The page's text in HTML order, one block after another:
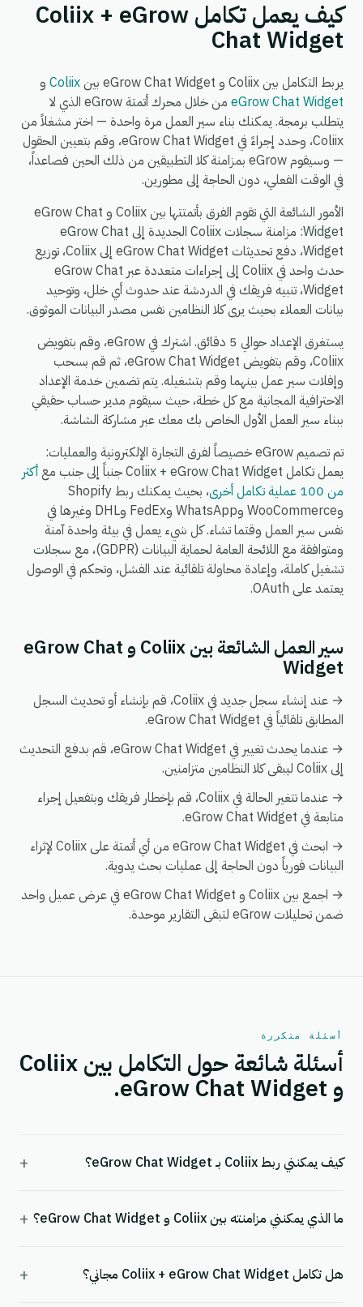
كيف يعمل تكامل Coliix + eGrow
Chat Widget
يربط التكامل بين Coliix و eGrow Chat Widget بين Coliix و
eGrow Chat Widget
من خلال محرك أتمتة eGrow الذي لا
يتطلب برمجة. يمكنك بناء سير العمل مرة واحدة — اختر مشغلاً من
Coliix، وحدد إجراءً في eGrow Chat Widget، وقم بتعيين الحقول
— وسيقوم eGrow بمزامنة كلا التطبيقين من ذلك الحين فصاعداً،
في الوقت الفعلي، دون الحاجة إلى مطورين.
الأمور الشائعة التي تقوم الفرق بأتمتتها بين Coliix و eGrow Chat
Widget: مزامنة سجلات Coliix الجديدة إلى eGrow Chat
Widget، دفع تحديثات eGrow Chat Widget إلى Coliix، توزيع
حدث واحد في Coliix إلى إجراءات متعددة عبر eGrow Chat
Widget، تنبيه فريقك في الدردشة عند حدوث أي خلل، وتوحيد
بيانات العملاء بحيث يرى كلا النظامين نفس مصدر البيانات الموثوق.
يستغرق الإعداد حوالي 5 دقائق. اشترك في eGrow، وقم بتفويض
Coliix، وقم بتفويض eGrow Chat Widget، ثم قم بسحب
وإفلات سير عمل بينهما وقم بتشغيله. يتم تضمين خدمة الإعداد
الاحترافية المجانية مع كل خطة، حيث سيقوم مدير حساب حقيقي
ببناء سير العمل الأول الخاص بك معك عبر مشاركة الشاشة.
تم تصميم eGrow خصيصاً لفرق التجارة الإلكترونية والعمليات:
يعمل تكامل Coliix + eGrow Chat Widget جنباً إلى جنب مع
أكثر
من 100 عملية تكامل أخرى
، بحيث يمكنك ربط Shopify
وWooCommerce وWhatsApp وFedEx وDHL وغيرها في
نفس سير العمل وقتما تشاء. كل شيء يعمل في بيئة واحدة آمنة
ومتوافقة مع اللائحة العامة لحماية البيانات (GDPR)، مع سجلات
تشغيل كاملة، وإعادة محاولة تلقائية عند الفشل، وتحكم في الوصول
يعتمد على OAuth.
سير العمل الشائعة بين Coliix و eGrow Chat
Widget
→ عند إنشاء سجل جديد في Coliix، قم بإنشاء أو تحديث السجل
المطابق تلقائياً في eGrow Chat Widget.
→ عندما يحدث تغيير في eGrow Chat Widget، قم بدفع التحديث
إلى Coliix ليبقى كلا النظامين متزامنين.
→ عندما تتغير الحالة في Coliix، قم بإخطار فريقك وبتفعيل إجراء
متابعة في eGrow Chat Widget.
→ ابحث في eGrow Chat Widget من أي أتمتة على Coliix لإثراء
البيانات فورياً دون الحاجة إلى عمليات بحث يدوية.
→ اجمع بين Coliix و eGrow Chat Widget في عرض عميل واحد
ضمن تحليلات eGrow لتبقى التقارير موحدة.
أسئلة متكررة
أسئلة شائعة حول التكامل بين Coliix
و eGrow Chat Widget.
كيف يمكنني ربط Coliix بـ eGrow Chat Widget؟ +
ما الذي يمكنني مزامنته بين Coliix و eGrow Chat Widget؟ +
هل تكامل Coliix + eGrow Chat Widget مجاني؟ +